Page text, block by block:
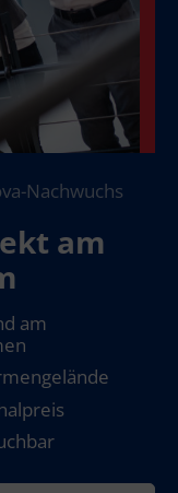
Nachwuchs
am
am